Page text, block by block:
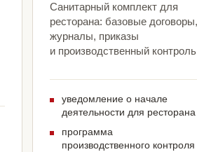
Санитарный комплект для
ресторана: базовые договоры,
журналы, приказы
и производственный
уведомление о начале
деятельности для ресторана
программа
производственного контроля